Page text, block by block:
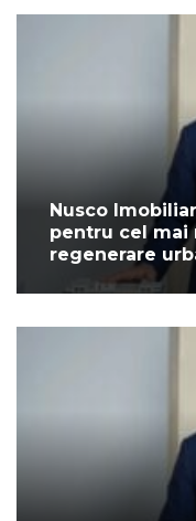
Nusco
pentru cel mai
regenerare